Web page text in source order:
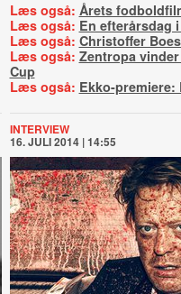
Læs også: Årets
Læs også: En efterårsdag
Læs også: Christoffer
Læs også: Zentropa
Cup
Læs også: Ekko-
INTERVIEW
16. JULI 2014 | 14:55